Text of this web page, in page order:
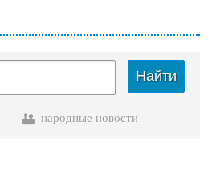
Найти
народные новости